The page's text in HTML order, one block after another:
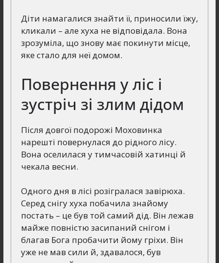
Діти намагалися знайти її, приносили їжу,
кликали – але хуха не відповідала. Вона
зрозуміла, що знову має покинути місце,
яке стало для неї домом.
Повернення у ліс і
зустріч зі злим дідом
Після довгої подорожі Моховинка
нарешті повернулася до рідного лісу.
Вона оселилася у тимчасовій хатинці й
чекала весни.
Одного дня в лісі розігралася завірюха.
Серед снігу хуха побачила знайому
постать – це був той самий дід. Він лежав
майже повністю засипаний снігом і
благав Бога пробачити йому гріхи. Він
уже не мав сили й, здавалося, був